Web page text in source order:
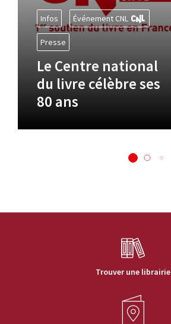
Infos Événement CNL
Presse
Le Centre national
du livre célèbre ses
80 ans
Trouver une librairie